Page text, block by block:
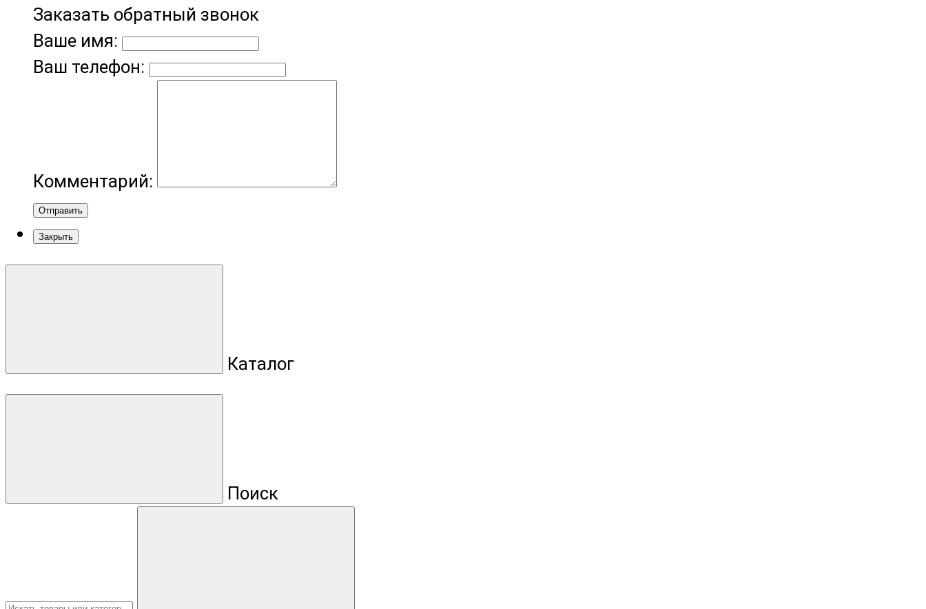
Заказать обратный звонок
Ваше имя:
Ваш телефон:
Комментарий:
Отправить
Закрыть
Каталог
Поиск